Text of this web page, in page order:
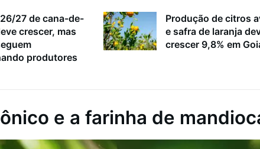
27 de cana-de-
crescer, mas
produtores
Produção de citros
e safra de laranja
crescer 9,8% em
e a farinha de